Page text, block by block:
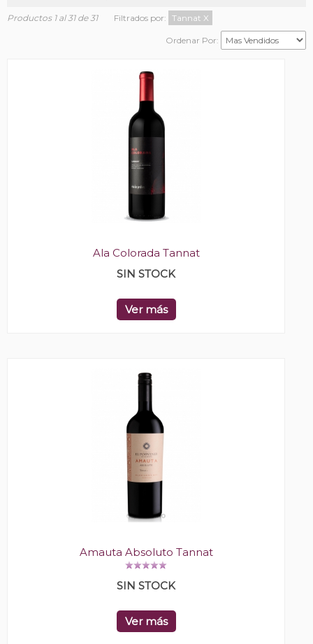
Productos 1 al 31 de 31 Filtrados por: Tannat X
Ordenar Por:
Ala Colorada Tannat
SIN STOCK
Ver más
Amauta Absoluto Tannat
SIN STOCK
Ver más